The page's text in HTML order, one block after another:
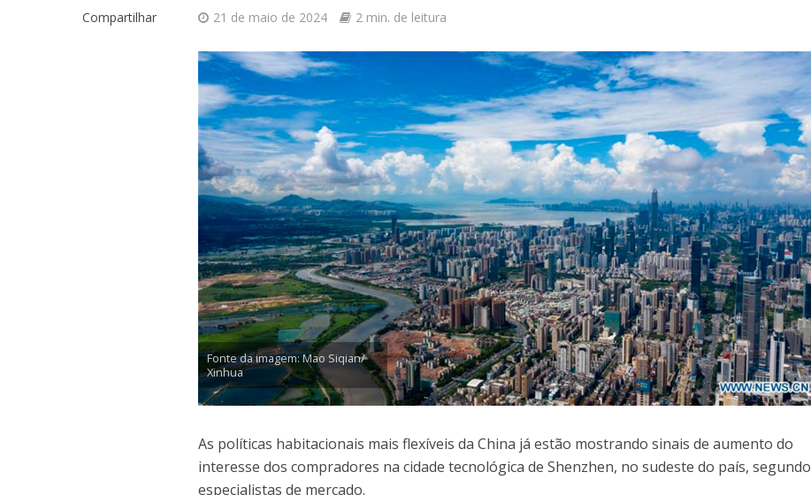
Compartilhar 21 de maio de 2024 2 min. de leitura
Fonte da imagem: Mao Siqian/
Xinhua
As políticas habitacionais mais flexíveis da China já estão mostrando sinais de aumento do
interesse dos compradores na cidade tecnológica de Shenzhen, no sudeste do país, segundo
especialistas de mercado.